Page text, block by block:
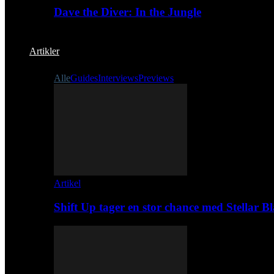
Dave the Diver: In the Jungle
Artikler
AlleGuidesInterviewsPreviews
Artikel
Shift Up tager en stor chance med Stellar